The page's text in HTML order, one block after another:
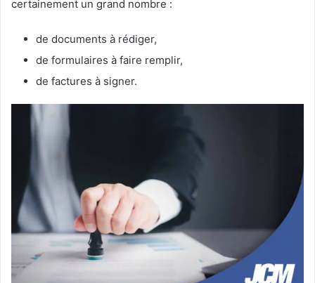
certainement un grand nombre :
de documents à rédiger,
de formulaires à faire remplir,
de factures à signer.